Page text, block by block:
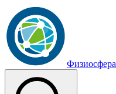
Физиосфера